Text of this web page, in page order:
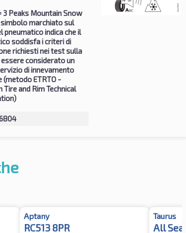
3 Peaks Mountain Snow
marchiato sul
pneumatico indica che il
soddisfa i criteri di
richiesti nei test sulla
considerato un
di innevamento
(metodo ETRTO -
Tire and Rim Technical
Aptany
RC513 8PR
Taurus
All